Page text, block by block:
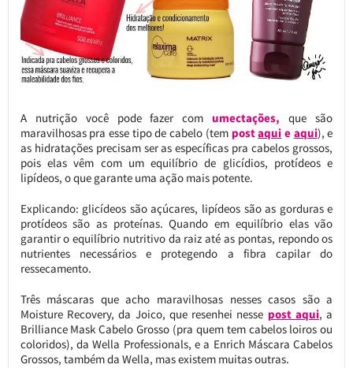
A nutrição você pode fazer comumectações, que são
maravilhosas pra esse tipo de cabelo (tem postaqui e aqui), e
as hidratações precisam ser as específicas pra cabelos grossos,
pois elas vêm com um equilíbrio de glicídios, protídeos e
lipídeos, o que garante uma ação mais potente.
Explicando: glicídeos são açúcares, lipídeos são as gorduras e
protídeos são as proteínas. Quando em equilíbrio elas vão
garantir o equilíbrio nutritivo da raiz até as pontas, repondo os
nutrientes necessários e protegendo a fibra capilar do
ressecamento.
Três máscaras que acho maravilhosas nesses casos são a
Moisture Recovery, da Joico, que resenhei nesse post aqui, a
Brilliance Mask Cabelo Grosso (pra quem tem cabelos loiros ou
coloridos), da Wella Professionals, e a Enrich Máscara Cabelos
Grossos, também da Wella, mas existem muitas outras.